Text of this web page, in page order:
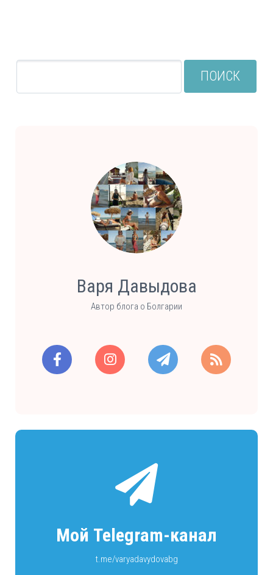
ПОИСК
Варя Давыдова
Автор блога о Болгарии
Мой Telegram-канал
t.me/varyadavydovabg